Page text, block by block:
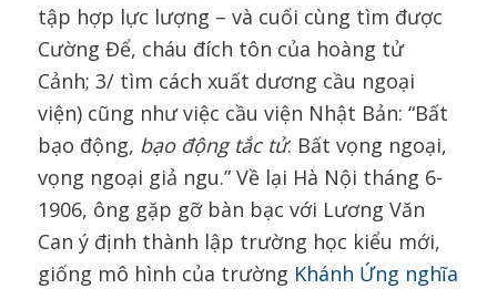
tập hợp lực lượng – và cuối cùng tìm được
Cường Để, cháu đích tôn của hoàng tử
Cảnh; 3/ tìm cách xuất dương cầu ngoại
viện) cũng như việc cầu viện Nhật Bản: “Bất
bạo động, bạo động tắc tử. Bất vọng ngoại,
vọng ngoại giả ngu.” Về lại Hà Nội tháng 6-
1906, ông gặp gỡ bàn bạc với Lương Văn
Can ý định thành lập trường học kiểu mới,
giống mô hình của trường Khánh Ứng nghĩa